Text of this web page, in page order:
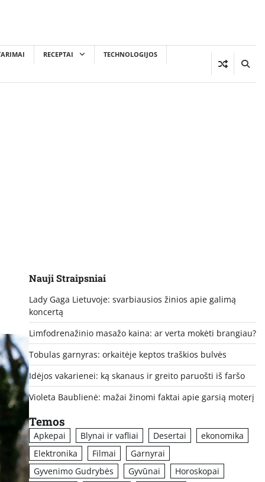
RECEPTAI TECHNOLOGIJOS
Nauji Straipsniai
Lady Gaga Lietuvoje: svarbiausios žinios apie galimą
koncertą
Limfodrenažinio masažo kaina: ar verta mokėti brangiau?
Tobulas garnyras: orkaitėje keptos traškios bulvės
Idėjos vakarienei: ką skanaus ir greito paruošti iš faršo
Violeta Baublienė: mažai žinomi faktai apie garsią moterį
Temos
Apkepai Blynai ir vafliai Desertai
ekonomika
Elektronika
Filmai
Garnyrai
Gyvenimo Gudrybės
Gyvūnai
Horoskopai